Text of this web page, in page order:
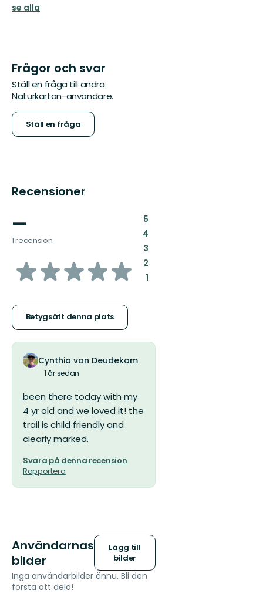
se alla
Frågor och svar
Ställ en fråga till andra
Naturkartan-användare.
Ställ en fråga
Recensioner
—
1 recension
av
stjärnor
Betygsätt denna plats
5:
4:
3:
2:
1:
Cynthia van Deudekom
1 år sedan
been there today with my
4 yr old and we loved it! the
trail is child friendly and
clearly marked.
Svara på denna recension
Rapportera
Användarnas
bilder
Lägg till
bilder
Inga användarbilder ännu. Bli den
första att dela!